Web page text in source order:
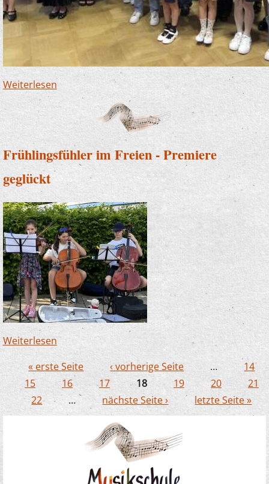
Weiterlesen über Förderpreiskonzert setzte Maßstäbe
Frühlingsfühler im Freien - Premiere
geglückt
Weiterlesenüber Frühlingsfühler im Freien - Premiere
geglückt
Seiten
« erste Seite ‹ vorherige Seite …
14
15
16 17 18 19 20
21
22
… nächste Seite › letzte Seite »